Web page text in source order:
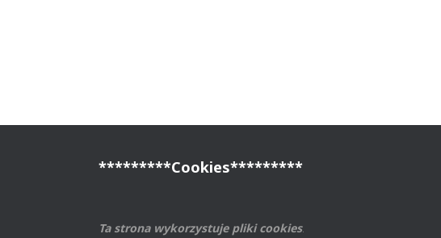
*********Cookies*********
Ta strona wykorzystuje pliki cookies.